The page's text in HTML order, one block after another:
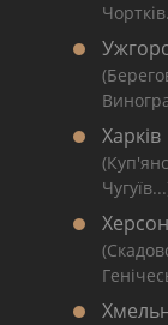
Харків
Херсон